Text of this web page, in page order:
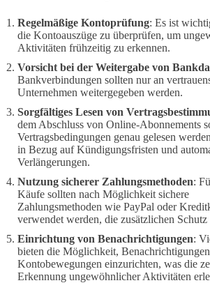
Regelmäßige Kontoprüfung: Es ist
die Kontoauszüge zu überprüfen, um
Aktivitäten frühzeitig zu erkennen.
Vorsicht bei der Weitergabe von
Bankverbindungen sollten nur an
Unternehmen weitergegeben werden.
Sorgfältiges Lesen von
dem Abschluss von Online-Abonnements
Vertragsbedingungen genau gelesen
in Bezug auf Kündigungsfristen und
Verlängerungen.
Nutzung sicherer Zahlungsmethoden:
Käufe sollten nach Möglichkeit sichere
Zahlungsmethoden wie PayPal oder
verwendet werden, die zusätzlichen Schutz
Einrichtung von Benachrichtigungen:
bieten die Möglichkeit,
Kontobewegungen einzurichten, was die
Erkennung ungewöhnlicher Aktivitäten